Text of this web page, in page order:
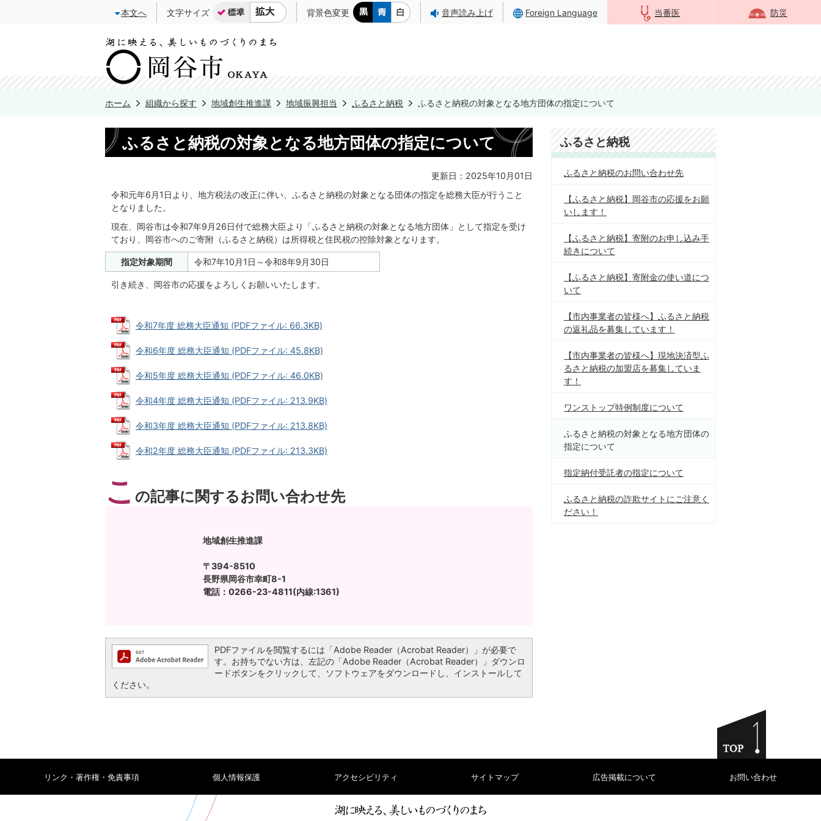
本文へ 文字サイズ 背景色変更 音声読み上げ Foreign Language 当番医 防災
ホーム 組織から探す 地域創生推進課 地域振興担当 ふるさと納税 ふるさと納税の対象となる地方団体の指定について
ふるさと納税の対象となる地方団体の指定について
更新日：2025年10月01日
令和元年6月1日より、地方税法の改正に伴い、ふるさと納税の対象となる団体の指定を総務大臣が行うこと
となりました。
現在、岡谷市は令和7年9月26日付で総務大臣より「ふるさと納税の対象となる地方団体」として指定を受け
ており、岡谷市へのご寄附（ふるさと納税）は所得税と住民税の控除対象となります。
指定対象期間 令和7年10月1日～令和8年9月30日
引き続き、岡谷市の応援をよろしくお願いいたします。
令和7年度 総務大臣通知 (PDFファイル: 66.3KB)
令和6年度 総務大臣通知 (PDFファイル: 45.8KB)
令和5年度 総務大臣通知 (PDFファイル: 46.0KB)
令和4年度 総務大臣通知 (PDFファイル: 213.9KB)
令和3年度 総務大臣通知 (PDFファイル: 213.8KB)
令和2年度 総務大臣通知 (PDFファイル: 213.3KB)
こ の記事に関するお問い合わせ先
地域創生推進課
〒394-8510
長野県岡谷市幸町8-1
電話：0266-23-4811(内線:1361)
PDFファイルを閲覧するには「Adobe Reader（Acrobat Reader）」が必要で
す。お持ちでない方は、左記の「Adobe Reader（Acrobat Reader）」ダウンロ
ードボタンをクリックして、ソフトウェアをダウンロードし、インストールして
ください。
ふるさと納税
ふるさと納税のお問い合わせ先
【ふるさと納税】岡谷市の応援をお願
いします！
【ふるさと納税】寄附のお申し込み手
続きについて
【ふるさと納税】寄附金の使い道につ
いて
【市内事業者の皆様へ】ふるさと納税
の返礼品を募集しています！
【市内事業者の皆様へ】現地決済型ふ
るさと納税の加盟店を募集していま
す！
ワンストップ特例制度について
ふるさと納税の対象となる地方団体の
指定について
指定納付受託者の指定について
ふるさと納税の詐欺サイトにご注意く
ださい！
リンク・著作権・免責事項 個人情報保護 アクセシビリティ サイトマップ 広告掲載について お問い合わせ